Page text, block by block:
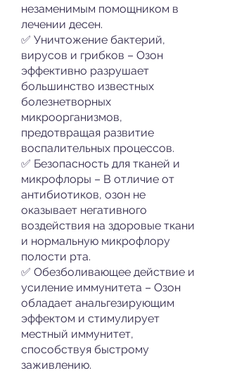
незаменимым помощником в
лечении десен.
✅ Уничтожение бактерий,
вирусов и грибков – Озон
эффективно разрушает
большинство известных
болезнетворных
микроорганизмов,
предотвращая развитие
воспалительных процессов.
✅ Безопасность для тканей и
микрофлоры – В отличие от
антибиотиков, озон не
оказывает негативного
воздействия на здоровые ткани
и нормальную микрофлору
полости рта.
✅ Обезболивающее действие и
усиление иммунитета – Озон
обладает анальгезирующим
эффектом и стимулирует
местный иммунитет,
способствуя быстрому
заживлению.